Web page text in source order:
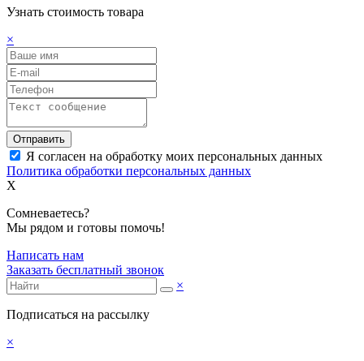
Узнать стоимость товара
×
Отправить
Я согласен на обработку моих персональных данных
Политика обработки персональных данных
X
Сомневаетесь?
Мы рядом и готовы помочь!
Написать нам
Заказать бесплатный звонок
×
Подписаться на рассылку
×